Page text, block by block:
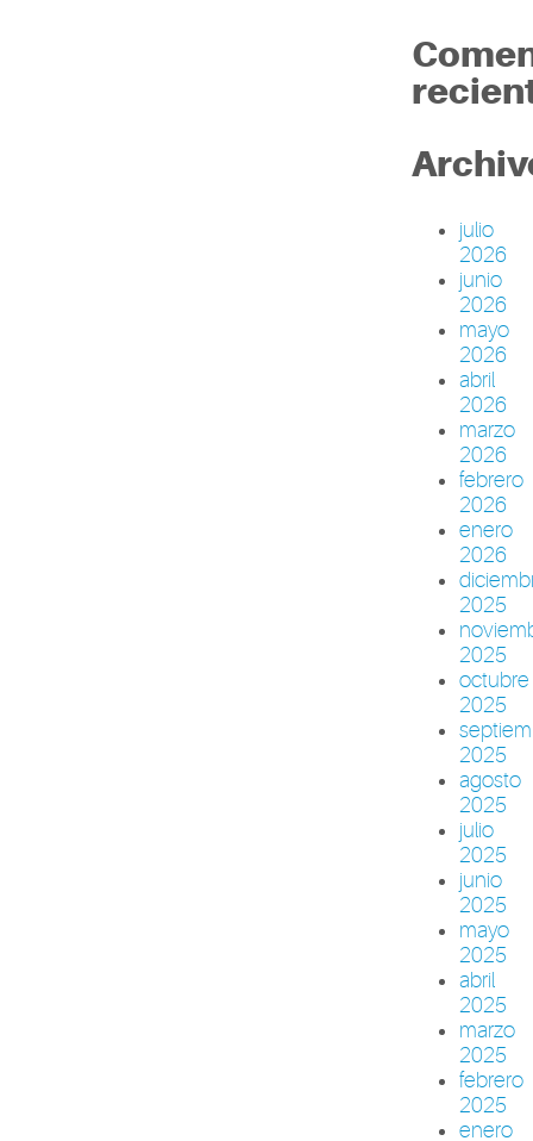
julio
2026
junio
2026
mayo
2026
abril
2026
marzo
2026
febrero
2026
enero
2026
2025
2025
octubre
2025
2025
agosto
2025
julio
2025
junio
2025
mayo
2025
abril
2025
marzo
2025
febrero
2025
enero